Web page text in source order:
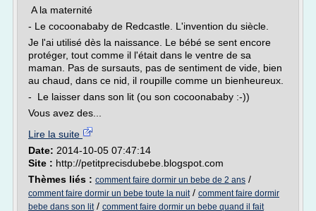
A la maternité
- Le cocoonababy de Redcastle. L'invention du siècle.
Je l'ai utilisé dès la naissance. Le bébé se sent encore
protéger, tout comme il l'était dans le ventre de sa
maman. Pas de sursauts, pas de sentiment de vide, bien
au chaud, dans ce nid, il roupille comme un bienheureux.
- Le laisser dans son lit (ou son cocoonababy :-))
Vous avez des...
Lire la suite
Date: 2014-10-05 07:47:14
Site : http://petitprecisdubebe.blogspot.com
Thèmes liés : comment faire dormir un bebe de 2 ans /
comment faire dormir un bebe toute la nuit/ comment faire dormir
bebe dans son lit/ comment faire dormir un bebe quand il fait